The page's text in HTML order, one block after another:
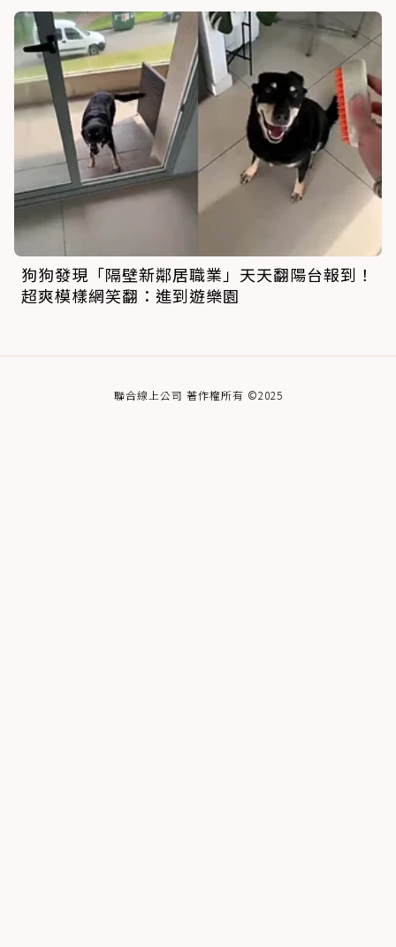
狗狗發現「隔壁新鄰居職業」天天翻陽台報到！
超爽模樣網笑翻：進到遊樂園
聯合線上公司 著作權所有 ©2025